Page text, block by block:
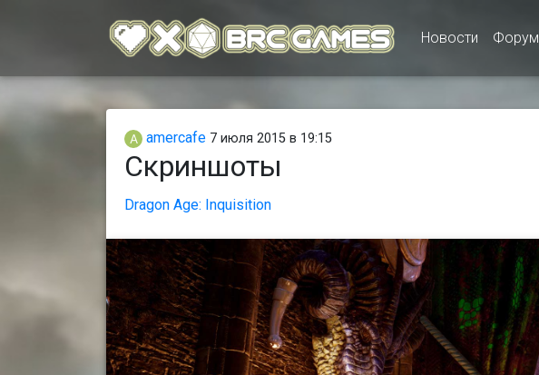
Новости Форум
amercafe 7 июля 2015 в 19:15
Скриншоты
Dragon Age: Inquisition